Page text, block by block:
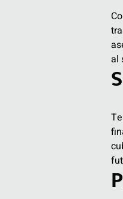
al